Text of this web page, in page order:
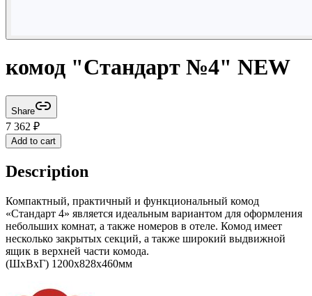
комод "Стандарт №4" NEW
Share
7 362 ₽
Add to cart
Description
Компактный, практичный и функциональный комод
«Стандарт 4» является идеальным вариантом для оформления
небольших комнат, а также номеров в отеле. Комод имеет
несколько закрытых секций, а также широкий выдвижной
ящик в верхней части комода.
(ШхВхГ) 1200x828x460мм